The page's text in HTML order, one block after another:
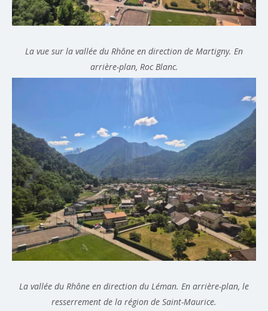
La vue sur la vallée du Rhône en direction de Martigny. En
arrière-plan, Roc Blanc.
La vallée du Rhône en direction du Léman. En arrière-plan, le
resserrement de la région de Saint-Maurice.